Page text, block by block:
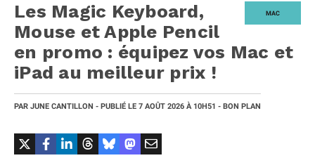
MAC
Les Magic Keyboard,
Mouse et Apple Pencil
en promo : équipez vos Mac et
iPad au meilleur prix !
PAR JUNE CANTILLON - PUBLIÉ LE 7 AOÛT 2026 À 10H51 - BON PLAN